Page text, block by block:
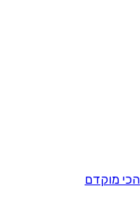
הכי מוקדם